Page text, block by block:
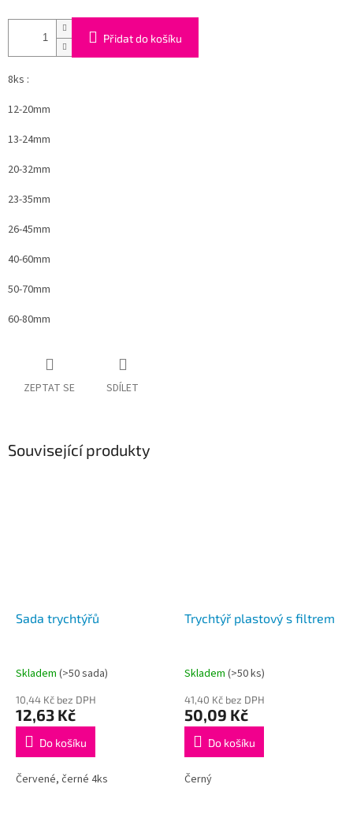
Přidat do košíku
8ks :
12-20mm
13-24mm
20-32mm
23-35mm
26-45mm
40-60mm
50-70mm
60-80mm
ZEPTAT SE SDÍLET
Související produkty
Sada trychtýřů
Skladem (>50 sada)
10,44 Kč bez DPH
12,63 Kč
Do košíku
Červené, černé 4ks
Trychtýř plastový s filtrem
Skladem (>50 ks)
41,40 Kč bez DPH
50,09 Kč
Do košíku
Černý